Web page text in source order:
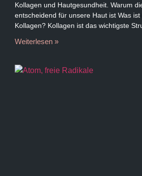
Kollagen und Hautgesundheit. Warum
entscheidend für unsere Haut ist Was
Kollagen? Kollagen ist das wichtigste
Weiterlesen »